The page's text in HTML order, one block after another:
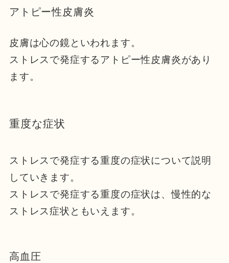
アトピー性皮膚炎
皮膚は心の鏡といわれます。
ストレスで発症するアトピー性皮膚炎があり
ます。
重度な症状
ストレスで発症する重度の症状について説明
していきます。
ストレスで発症する重度の症状は、慢性的な
ストレス症状ともいえます。
高血圧